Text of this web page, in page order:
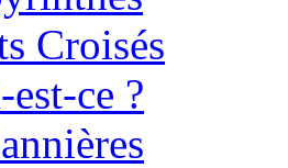
Croisés
ce ?